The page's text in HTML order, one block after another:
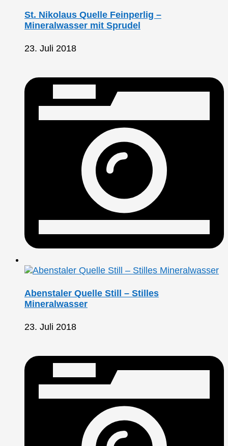
St. Nikolaus Quelle Feinperlig –
Mineralwasser mit Sprudel
23. Juli 2018
Abenstaler Quelle Still – Stilles
Mineralwasser
23. Juli 2018